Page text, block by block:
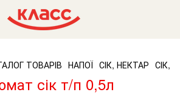
ТОВАРІВ НАПОЇ СІК, НЕКТАР СІК,
сік т/п 0,5л